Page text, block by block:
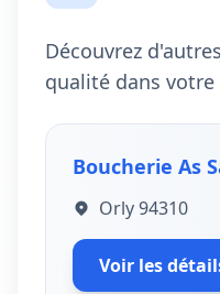
Découvrez
qualité dans
Boucherie As
Orly 94310
Voir les